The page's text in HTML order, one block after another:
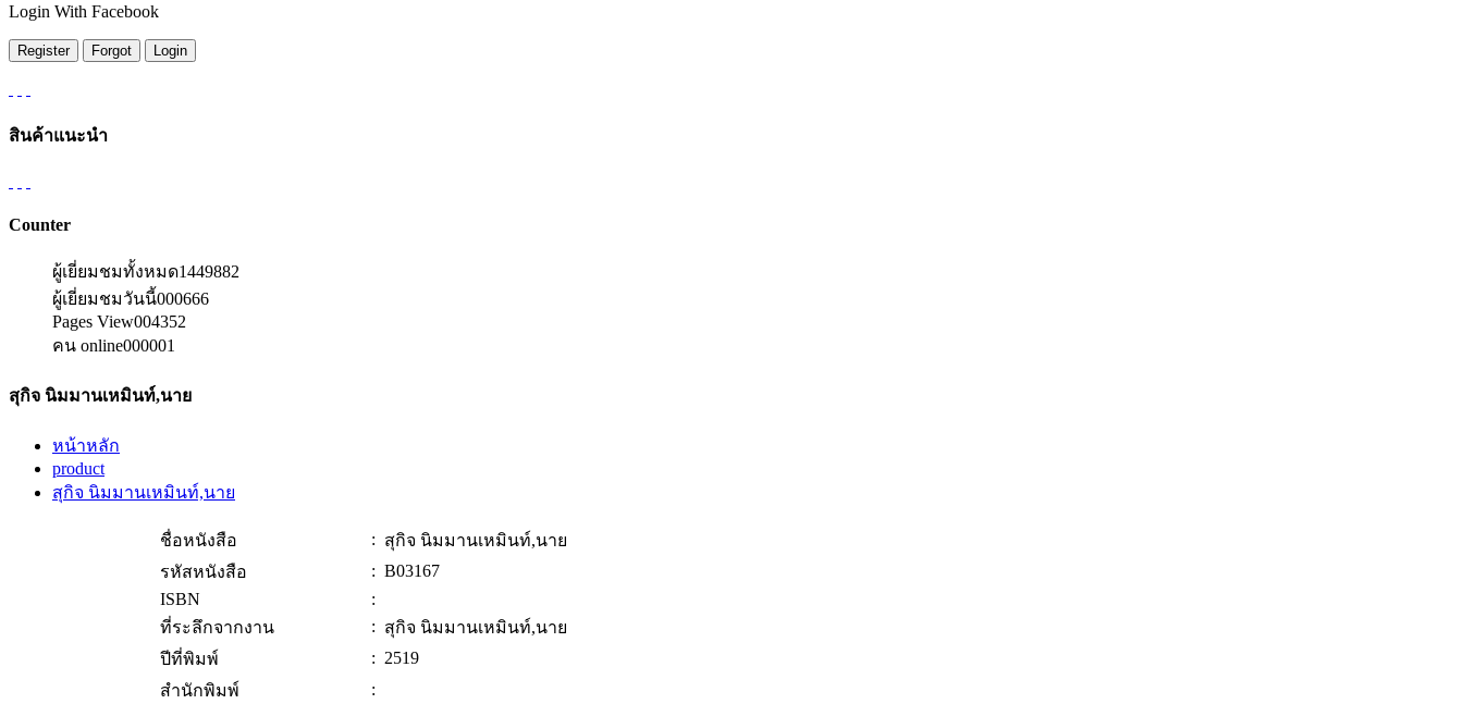
Login With Facebook
สินค้าแนะนำ
Counter
ผู้เยี่ยมชมทั้งหมด1449882
ผู้เยี่ยมชมวันนี้000666
Pages View004352
คน online000001
สุกิจ นิมมานเหมินท์,นาย
หน้าหลัก
product
สุกิจ นิมมานเหมินท์,นาย
ชื่อหนังสือ : สุกิจ นิมมานเหมินท์,นาย
รหัสหนังสือ
: B03167
ISBN
:
ที่ระลึกจากงาน
: สุกิจ นิมมานเหมินท์,นาย
ปีที่พิมพ์
: 2519
สำนักพิมพ์
: